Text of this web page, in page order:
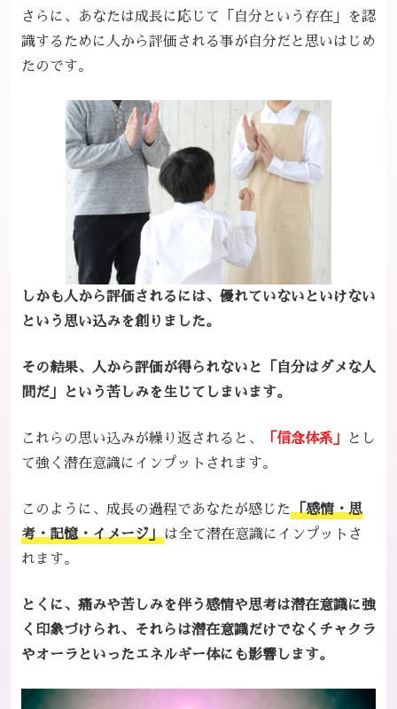
さらに、あなたは成長に応じて「自分という存在」を認
識するために人から評価される事が自分だと思いはじめ
たのです。
しかも人から評価されるには、優れていないといけない
という思い込みを創りました。
その結果、人から評価が得られないと「自分はダメな人
間だ」という苦しみを生じてしまいます。
これらの思い込みが繰り返されると、 「信念体系」
とし
て強く潜在意識にインプットされます。
このように、成長の過程であなたが感じた「感情・思
考・記憶・イメージ」は全て潜在意識にインプットさ
れます。
とくに、痛みや苦しみを伴う感情や思考は潜在意識に強
く印象づけられ、それらは潜在意識だけでなくチャクラ
やオーラといったエネルギー体にも影響します。